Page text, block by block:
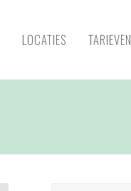
LOCATIES TARIEVEN